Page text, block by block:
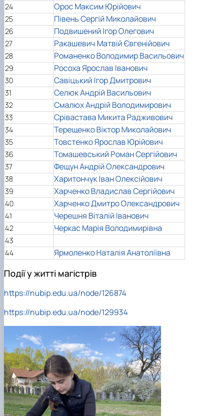
24 Орос Максим Юрійович
25 Півень Сергій Миколайович
26 Подвишений Ігор Олегович
27 Ракашевич Матвій Євгенійович
28 Романенко Володимир Васильович
29 Росоха Ярослав Іванович
30 Савіцький Ігор Дмитрович
31 Селюк Андрій Васильович
32 Смалюх Андрій Володимирович
33 Срівастава Микита Радживович
34 Терещенко Віктор Миколайович
35 Товстенко Ярослав Юрійович
36 Томашевський Роман Сергійович
37 Фещун Андрій Олександрович
38
Харитончук Іван Олексійович
39 Харченко Владислав Сергійович
40 Харченко Дмитро Олександрович
41 Черешня Віталій Іванович
42 Черкас Марія Володимирівна
43
44
Ярмоленко Наталія Анатоліївна
Події у житті магістрів
https://nubip.edu.ua/node/126874
https://nubip.edu.ua/node/129934